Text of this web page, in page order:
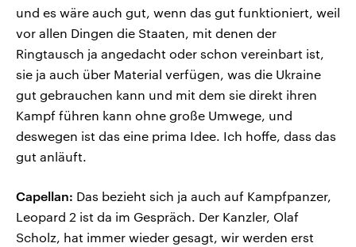
und es wäre auch gut, wenn das gut funktioniert, weil
vor allen Dingen die Staaten, mit denen der
Ringtausch ja angedacht oder schon vereinbart ist,
sie ja auch über Material verfügen, was die Ukraine
gut gebrauchen kann und mit dem sie direkt ihren
Kampf führen kann ohne große Umwege, und
deswegen ist das eine prima Idee. Ich hoffe, dass das
gut anläuft.
Capellan: Das bezieht sich ja auch auf Kampfpanzer,
Leopard 2 ist da im Gespräch. Der Kanzler, Olaf
Scholz, hat immer wieder gesagt, wir werden erst